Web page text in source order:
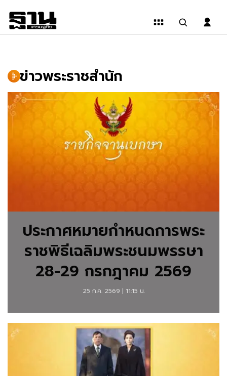
พระ
ราช
สำนัก
รายงาน
พระ
พระ
ราช
ข่าวพระราชสำนัก
ประกาศหมายกำหนดการพระ
ราชพิธีเฉลิมพระชนมพรรษา
28-29 กรกฎาคม 2569
25 ก.ค. 2569 | 11:15 น.